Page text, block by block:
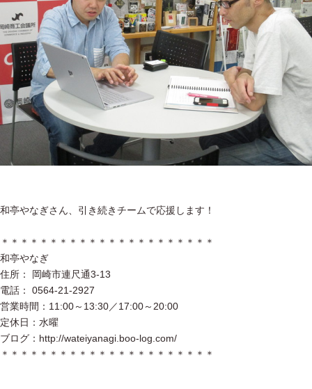
和亭やなぎさん、引き続きチームで応援します！
＊＊＊＊＊＊＊＊＊＊＊＊＊＊＊＊＊＊＊＊＊＊
和亭やなぎ
住所： 岡崎市連尺通3-13
電話： 0564-21-2927
営業時間：11:00～13:30／17:00～20:00
定休日：水曜
ブログ：http://wateiyanagi.boo-log.com/
＊＊＊＊＊＊＊＊＊＊＊＊＊＊＊＊＊＊＊＊＊＊